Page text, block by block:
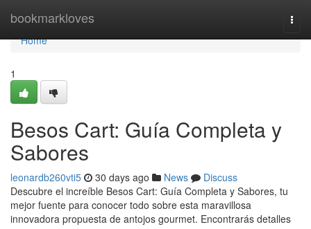
bookmarkloves
Home
Home
1
Besos Cart: Guía Completa y
Sabores
leonardb260vti5 30 days ago News
Discuss
Descubre el increíble Besos Cart: Guía Completa y Sabores, tu
mejor fuente para conocer todo sobre esta maravillosa
innovadora propuesta de antojos gourmet. Encontrarás detalles